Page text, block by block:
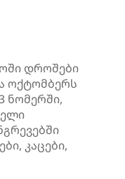
დროშები
ოქტომბერს
ნომერში,
კაცები,